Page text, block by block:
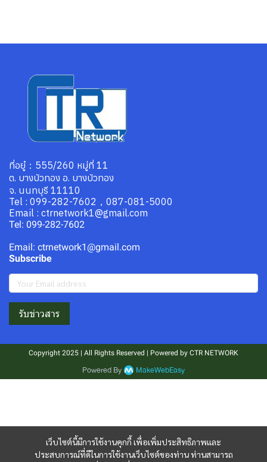
เว็บไซต์นี้มีการใช้งานคุกกี้ เพื่อเพิ่มประสิทธิภาพและ
ประสบการณ์ที่ดีในการใช้งานเว็บไซต์ของท่าน ท่านสามารถ
ที่อยู๋：555/260 หมู่ที่ 11
ต. บางบัวทอง อ. บางบัวทอง
จ. นนทบุรี 11110
Tel : 099-282-7602，087-081-5000
Email : ctrnetwork1@gmail.com
Tel: 099-282-7602
Email: ctrnetwork1@gmail.com
Subscribe
รับข่าวสาร
Copyright 2025 | All Rights Reserved | Powered by CTR NETWORK
Powered By MakeWebEasy